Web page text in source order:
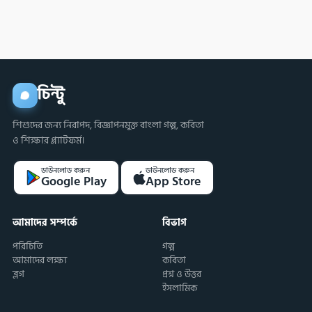
চিন্টু
শিশুদের জন্য নিরাপদ, বিজ্ঞাপনমুক্ত বাংলা গল্প, কবিতা
ও শিক্ষার প্ল্যাটফর্ম।
ডাউনলোড করুন
Google Play
ডাউনলোড করুন
App Store
আমাদের সম্পর্কে
পরিচিতি
আমাদের লক্ষ্য
ব্লগ
বিভাগ
গল্প
কবিতা
প্রশ্ন ও উত্তর
ইসলামিক